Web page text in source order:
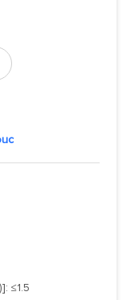
≤1.5